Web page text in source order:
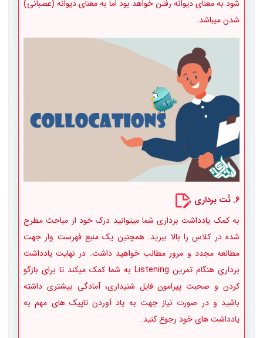
شود به معنای دیوانه رفتن خواهد بود اما به معنای دیوانه (عصبانی)
شدن میباشد.
6. نُت برداری
به کمک یادداشت برداری شما میتوانید درک خود از مباحث مطرح
شده در کلاس را بالا ببرید. همچنین یک منبع فهرست وار جهت
مطالعه مجدد و مرور مطالب خواهید داشت. در نهایت یادداشت
برداری هنگام تمرین Listening به شما کمک میکند تا برای بازگو
کردن و صحبت پیرامون فایل شنیداری، آمادگی بیشتری داشته
باشید و در صورت نیاز جهت به یاد آوردن تاپیک های مهم به
یادداشت های خود رجوع کنید.